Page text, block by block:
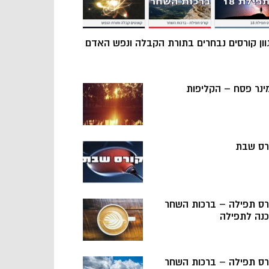
קורסים נבחרים בתורת הקבלה ונפש האדם
פסח – הקליפות
שבת
תפילה – ברכות השחר
לתפילה
תפילה – ברכות השחר